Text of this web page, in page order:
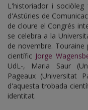
L'historiador i sociòleg
d'Astúries de
de cloure el Congrés
se celebra a la
de novembre.
científic Jorge
UdL-, Maria Saur
Pageaux (Universitat
d'aquesta trobada
identitat.